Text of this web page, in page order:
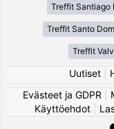
Treffit Santiago
Treffit Santo
Treffit
Uutiset
Evästeet ja GDPR
Käyttöehdot